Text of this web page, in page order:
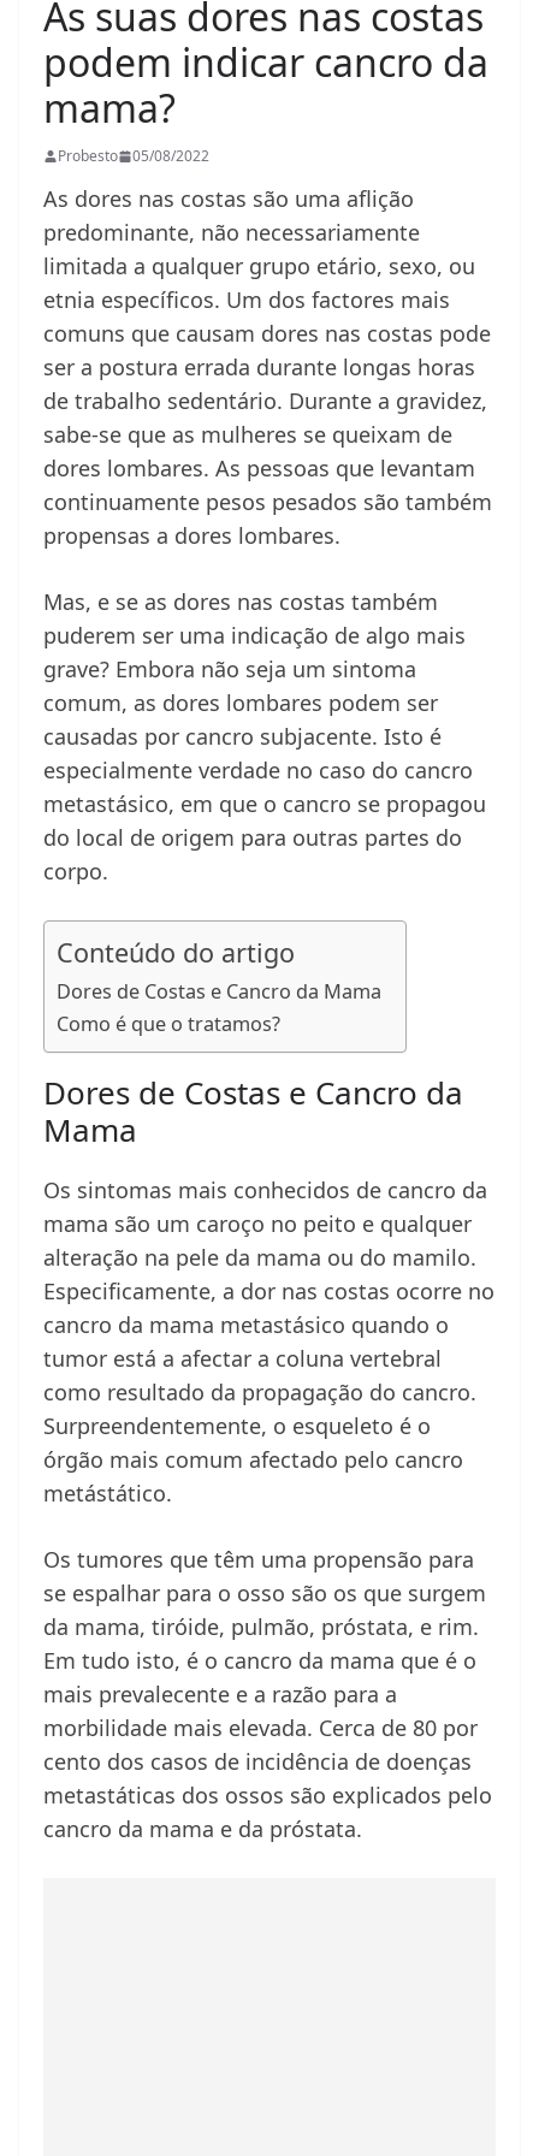
As suas dores nas costas
podem indicar cancro da
mama?
Probesto 05/08/2022
As dores nas costas são uma aflição
predominante, não necessariamente
limitada a qualquer grupo etário, sexo, ou
etnia específicos. Um dos factores mais
comuns que causam dores nas costas pode
ser a postura errada durante longas horas
de trabalho sedentário. Durante a gravidez,
sabe-se que as mulheres se queixam de
dores lombares. As pessoas que levantam
continuamente pesos pesados são também
propensas a dores lombares.
Mas, e se as dores nas costas também
puderem ser uma indicação de algo mais
grave? Embora não seja um sintoma
comum, as dores lombares podem ser
causadas por cancro subjacente. Isto é
especialmente verdade no caso do cancro
metastásico, em que o cancro se propagou
do local de origem para outras partes do
corpo.
Conteúdo do artigo
Dores de Costas e Cancro da Mama
Como é que o tratamos?
Dores de Costas e Cancro da
Mama
Os sintomas mais conhecidos de cancro da
mama são um caroço no peito e qualquer
alteração na pele da mama ou do mamilo.
Especificamente, a dor nas costas ocorre no
cancro da mama metastásico quando o
tumor está a afectar a coluna vertebral
como resultado da propagação do cancro.
Surpreendentemente, o esqueleto é o
órgão mais comum afectado pelo cancro
metástático.
Os tumores que têm uma propensão para
se espalhar para o osso são os que surgem
da mama, tiróide, pulmão, próstata, e rim.
Em tudo isto, é o cancro da mama que é o
mais prevalecente e a razão para a
morbilidade mais elevada. Cerca de 80 por
cento dos casos de incidência de doenças
metastáticas dos ossos são explicados pelo
cancro da mama e da próstata.